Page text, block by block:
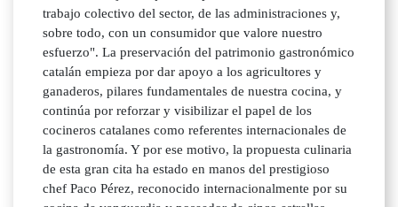
trabajo colectivo del sector, de las administraciones y,
sobre todo, con un consumidor que valore nuestro
esfuerzo". La preservación del patrimonio gastronómico
catalán empieza por dar apoyo a los agricultores y
ganaderos, pilares fundamentales de nuestra cocina, y
continúa por reforzar y visibilizar el papel de los
cocineros catalanes como referentes internacionales de
la gastronomía. Y por ese motivo, la propuesta culinaria
de esta gran cita ha estado en manos del prestigioso
chef Paco Pérez, reconocido internacionalmente por su